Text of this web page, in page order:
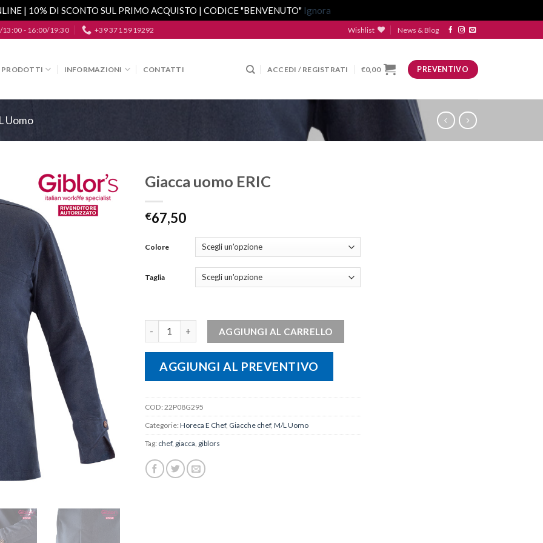
| 10% DI SCONTO SUL PRIMO ACQUISTO | CODICE "BENVENUTO" Ignora
13:00 - 16:00/19:30 +39 371 5919292 Wishlist News & Blog
PRODOTTI INFORMAZIONI CONTATTI ACCEDI / REGISTRATI €0,00 PREVENTIVO
Uomo
Aggiungi
alla lista
Giacca uomo ERIC
€67,50
Colore
Taglia
AGGIUNGI AL CARRELLO
AGGIUNGI AL PREVENTIVO
COD: 22P08G295
Categorie: Horeca E Chef, Giacche chef, M/L Uomo
Tag: chef, giacca giblors